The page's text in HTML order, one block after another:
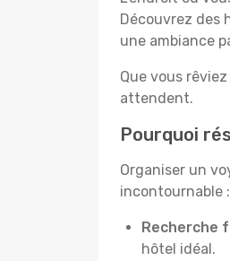
Découvrez des
une ambiance
Que vous
attendent.
Pourquoi
Organiser un
incontournable :
Recherche
hôtel idéal.